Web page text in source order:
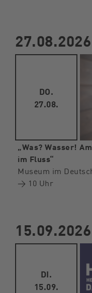
27.08.2026
DO.
27.08.
„Was? Wasser!
im Fluss“
Museum im
→ 10 Uhr
15.09.2026
DI.
15.09.